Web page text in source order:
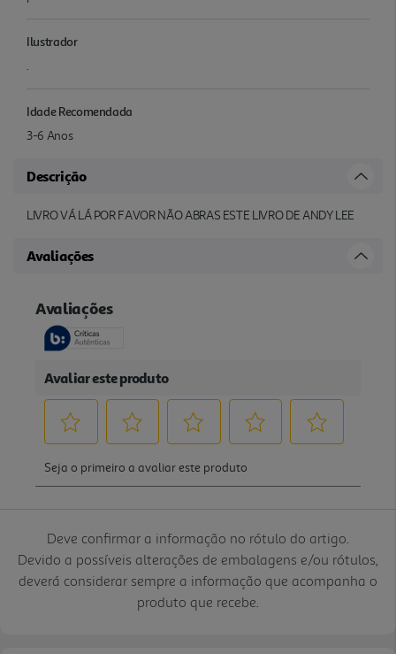
Ilustrador
.
Idade Recomendada
3-6 Anos
Descrição
LIVRO VÁ LÁ POR FAVOR NÃO ABRAS ESTE LIVRO DE ANDY LEE
Avaliações
Deve confirmar a informação no rótulo do artigo.
Devido a possíveis alterações de embalagens e/ou rótulos,
deverá considerar sempre a informação que acompanha o
produto que recebe.